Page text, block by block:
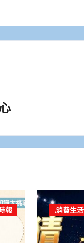
報 .消費生活